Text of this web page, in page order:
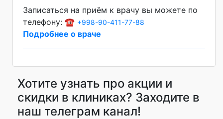
Записаться на приём к врачу вы можете по
телефону: ☎️ +998-90-411-77-88
Подробнее о враче
Хотите узнать про акции и
скидки в клиниках? Заходите в
наш телеграм канал!